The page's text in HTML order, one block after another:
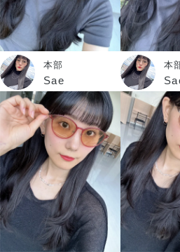
本部
Sae
本